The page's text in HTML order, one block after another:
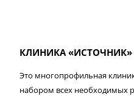
КЛИНИКА «ИСТОЧНИК»
Это многопрофильная
набором всех необходимых